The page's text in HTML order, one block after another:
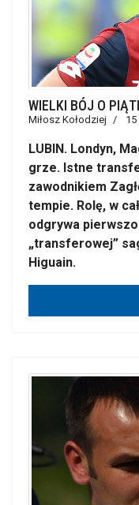
WIELKI BÓJ O
Miłosz Kołodziej
LUBIN. Londyn,
grze. Istne
zawodnikiem
tempie. Rolę, w
odgrywa
„transferowej”
Higuain.